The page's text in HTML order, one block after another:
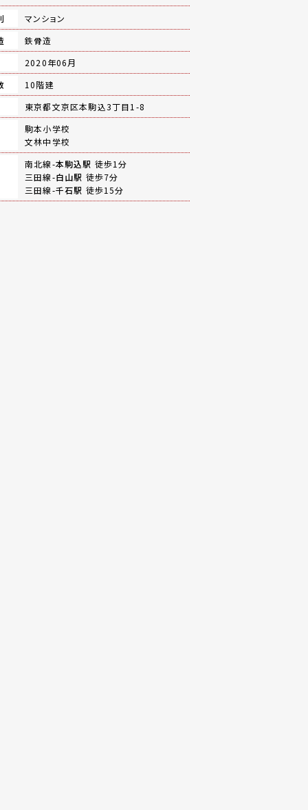
マンション
鉄骨造
2020年06月
10階建
東京都文京区本駒込3丁目1-8
駒本小学校
文林中学校
南北線-本駒込駅 徒歩1分
三田線-白山駅 徒歩7分
三田線-千石駅 徒歩15分